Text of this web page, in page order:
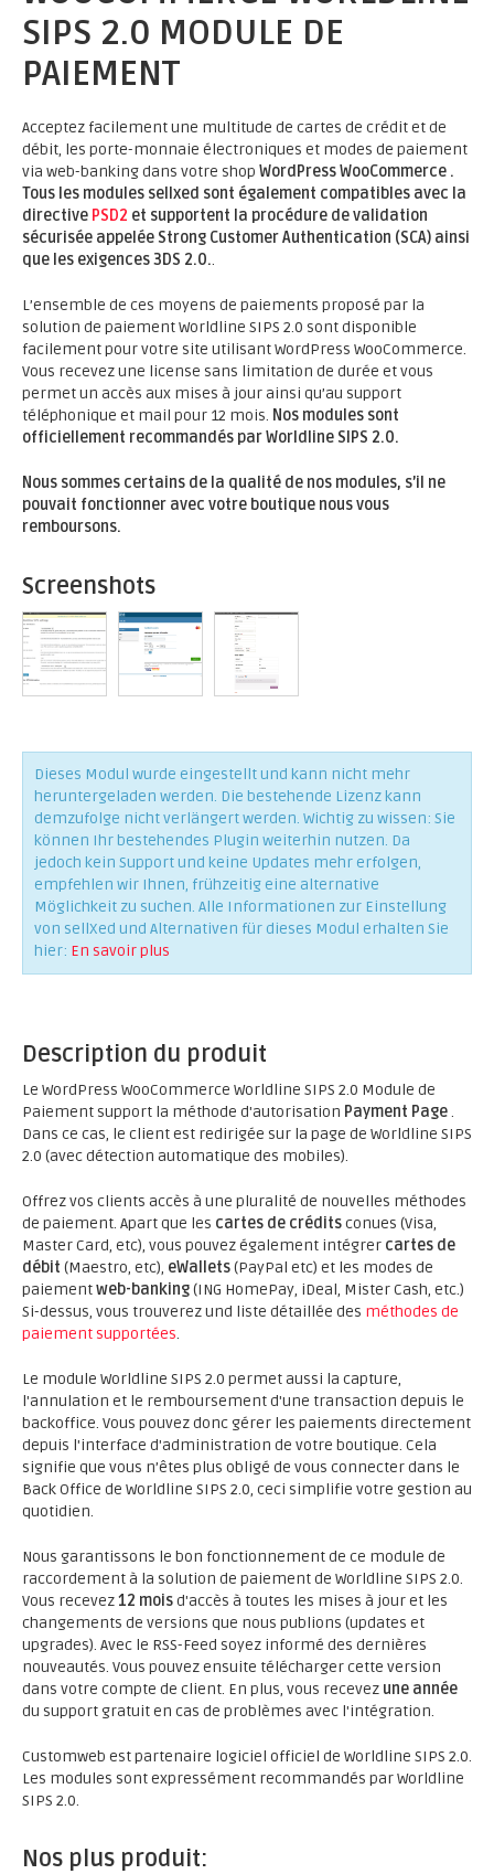
SIPS 2.0 MODULE DE
PAIEMENT
Acceptez facilement une multitude de cartes de crédit et de
débit, les porte-monnaie électroniques et modes de paiement
via web-banking dans votre shop WordPress WooCommerce .
Tous les modules sellxed sont également compatibles avec la
directive PSD2 et supportent la procédure de validation
sécurisée appelée Strong Customer Authentication (SCA) ainsi
que les exigences 3DS 2.0..
L’ensemble de ces moyens de paiements proposé par la
solution de paiement Worldline SIPS 2.0 sont disponible
facilement pour votre site utilisant WordPress WooCommerce.
Vous recevez une license sans limitation de durée et vous
permet un accès aux mises à jour ainsi qu’au support
téléphonique et mail pour 12 mois. Nos modules sont
officiellement recommandés par Worldline SIPS 2.0.
Nous sommes certains de la qualité de nos modules, s’il ne
pouvait fonctionner avec votre boutique nous vous
remboursons.
Screenshots
Dieses Modul wurde eingestellt und kann nicht mehr
heruntergeladen werden. Die bestehende Lizenz kann
demzufolge nicht verlängert werden. Wichtig zu wissen: Sie
können Ihr bestehendes Plugin weiterhin nutzen. Da
jedoch kein Support und keine Updates mehr erfolgen,
empfehlen wir Ihnen, frühzeitig eine alternative
Möglichkeit zu suchen. Alle Informationen zur Einstellung
von sellXed und Alternativen für dieses Modul erhalten Sie
hier: En savoir plus
Description du produit
Le WordPress WooCommerce Worldline SIPS 2.0 Module de
Paiement support la méthode d'autorisation Payment Page.
Dans ce cas, le client est redirigée sur la page de Worldline SIPS
2.0 (avec détection automatique des mobiles).
Offrez vos clients accès à une pluralité de nouvelles méthodes
de paiement. Apart que les cartes de créditsconues (Visa,
Master Card, etc), vous pouvez également intégrer cartes de
débit (Maestro, etc), eWallets(PayPal etc) et les modes de
paiementweb-banking(ING HomePay, iDeal, Mister Cash, etc.)
Si-dessus, vous trouverez und liste détaillée des méthodes de
paiement supportées.
Le module Worldline SIPS 2.0 permet aussi la capture,
l'annulation et le remboursement d'une transaction depuis le
backoffice. Vous pouvez donc gérer les paiements directement
depuis l'interface d'administration de votre boutique. Cela
signifie que vous n’êtes plus obligé de vous connecter dans le
Back Office de Worldline SIPS 2.0, ceci simplifie votre gestion au
quotidien.
Nous garantissons le bon fonctionnement de ce module de
raccordement à la solution de paiement de Worldline SIPS 2.0.
Vous recevez12 moisd'accès à toutes les mises à jour et les
changements de versions que nous publions (updates et
upgrades). Avec le RSS-Feed soyez informé des dernières
nouveautés. Vous pouvez ensuite télécharger cette version
dans votre compte de client. En plus, vous recevez une année
du support gratuit en cas de problèmes avec l'intégration.
Customweb est partenaire logiciel officiel de Worldline SIPS 2.0.
Les modules sont expressément recommandés par Worldline
SIPS 2.0.
Nos plus produit: